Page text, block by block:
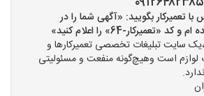
تعمیرکار بگویید: «آگهی شما را در
64» را اعلام کنید»
سایت تبلیغات تخصصی تعمیرکارها و
است وهیچ‌گونه منفعت و مسئولیتی